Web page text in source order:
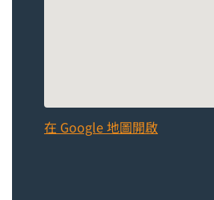
在 Google 地圖開啟